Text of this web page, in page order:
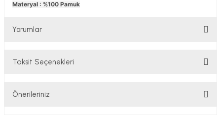
Materyal : %100 Pamuk
Yorumlar
Taksit Seçenekleri
Önerileriniz